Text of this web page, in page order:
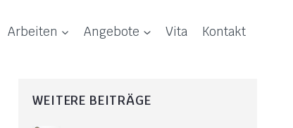
Arbeiten Angebote Vita Kontakt
WEITERE BEITRÄGE